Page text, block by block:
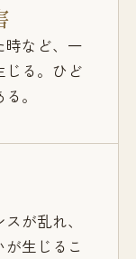
時など、一
じる。ひど
。
が乱れ、
生じるこ